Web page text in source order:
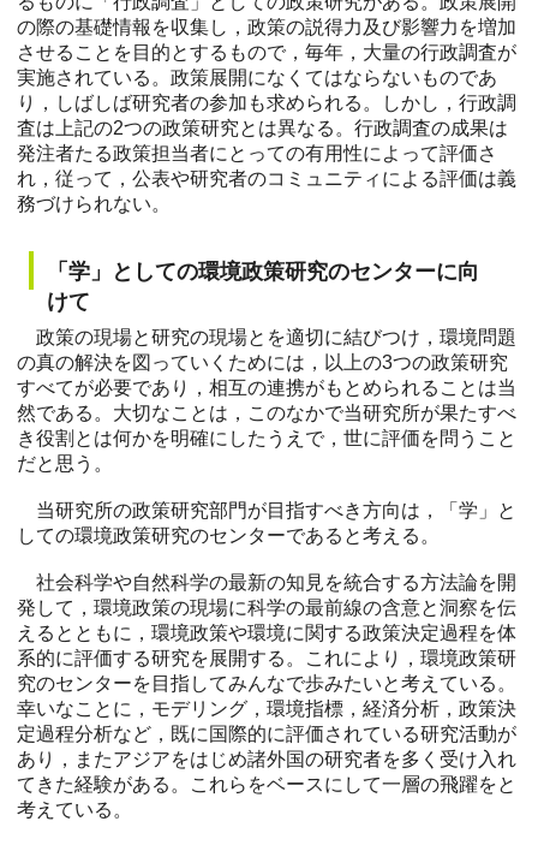
の際の基礎情報を収集し，政策の説得力及び影響力を増加
させることを目的とするもので，毎年，大量の行政調査が
実施されている。政策展開になくてはならないものであ
り，しばしば研究者の参加も求められる。しかし，行政調
査は上記の2つの政策研究とは異なる。行政調査の成果は
発注者たる政策担当者にとっての有用性によって評価さ
れ，従って，公表や研究者のコミュニティによる評価は義
務づけられない。
「学」としての環境政策研究のセンターに向
けて
政策の現場と研究の現場とを適切に結びつけ，環境問題
の真の解決を図っていくためには，以上の3つの政策研究
すべてが必要であり，相互の連携がもとめられることは当
然である。大切なことは，このなかで当研究所が果たすべ
き役割とは何かを明確にしたうえで，世に評価を問うこと
だと思う。
当研究所の政策研究部門が目指すべき方向は，「学」と
しての環境政策研究のセンターであると考える。
社会科学や自然科学の最新の知見を統合する方法論を開
発して，環境政策の現場に科学の最前線の含意と洞察を伝
えるとともに，環境政策や環境に関する政策決定過程を体
系的に評価する研究を展開する。これにより，環境政策研
究のセンターを目指してみんなで歩みたいと考えている。
幸いなことに，モデリング，環境指標，経済分析，政策決
定過程分析など，既に国際的に評価されている研究活動が
あり，またアジアをはじめ諸外国の研究者を多く受け入れ
てきた経験がある。これらをベースにして一層の飛躍をと
考えている。